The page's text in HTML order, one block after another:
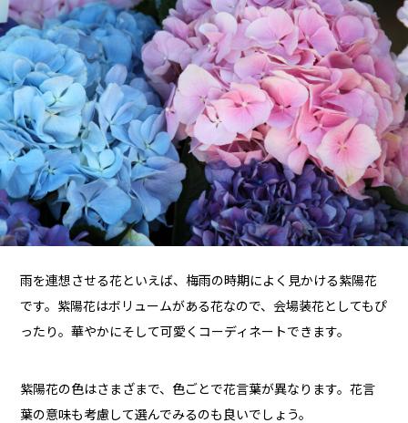
雨を連想させる花といえば、梅雨の時期によく見かける紫陽花
です。紫陽花はボリュームがある花なので、会場装花としてもぴ
ったり。華やかにそして可愛くコーディネートできます。
紫陽花の色はさまざまで、色ごとで花言葉が異なります。花言
葉の意味も考慮して選んでみるのも良いでしょう。